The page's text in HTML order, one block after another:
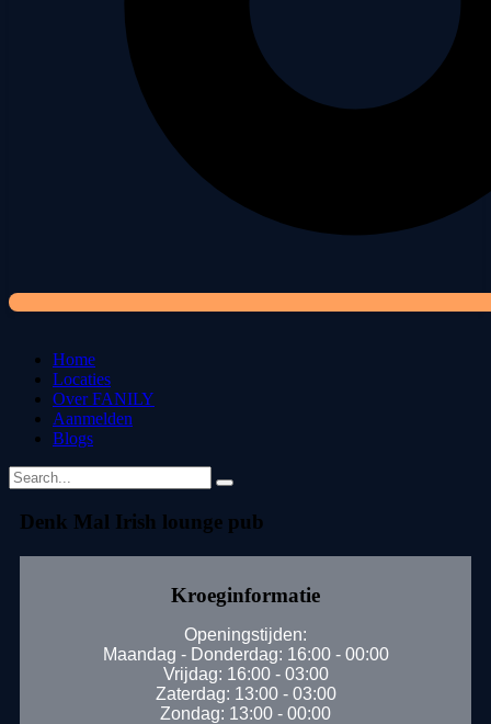
Home
Locaties
Over FANILY
Aanmelden
Blogs
Denk Mal Irish lounge pub
Kroeginformatie
Openingstijden:
Maandag - Donderdag: 16:00 - 00:00
Vrijdag: 16:00 - 03:00
Zaterdag: 13:00 - 03:00
Zondag: 13:00 - 00:00